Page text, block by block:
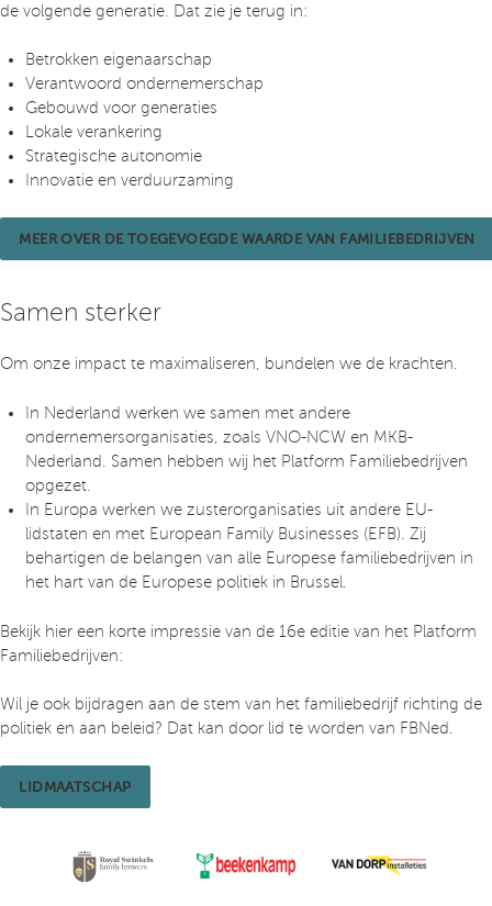
de volgende generatie. Dat zie je terug in:
Betrokken eigenaarschap
Verantwoord ondernemerschap
Gebouwd voor generaties
Lokale verankering
Strategische autonomie
Innovatie en verduurzaming
MEER OVER DE TOEGEVOEGDE WAARDE VAN FAMILIEBEDRIJVEN
Samen sterker
Om onze impact te maximaliseren, bundelen we de krachten.
In Nederland werken we samen met andere
ondernemersorganisaties, zoals VNO-NCW en MKB-
Nederland. Samen hebben wij het Platform Familiebedrijven
opgezet.
In Europa werken we zusterorganisaties uit andere EU-
lidstaten en met European Family Businesses (EFB). Zij
behartigen de belangen van alle Europese familiebedrijven in
het hart van de Europese politiek in Brussel.
Bekijk hier een korte impressie van de 16e editie van het Platform
Familiebedrijven:
Wil je ook bijdragen aan de stem van het familiebedrijf richting de
politiek en aan beleid? Dat kan door lid te worden van FBNed.
LIDMAATSCHAP